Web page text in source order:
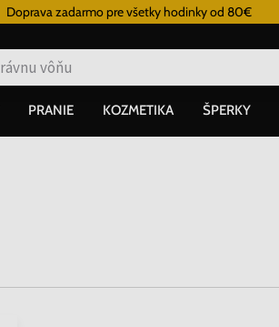
Doprava zadarmo pre všetky hodinky od 80€
PRANIE KOZMETIKA ŠPERKY